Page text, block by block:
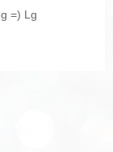
=) Lg